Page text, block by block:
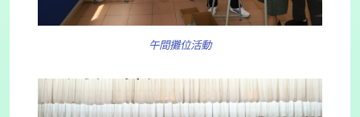
午間攤位活動